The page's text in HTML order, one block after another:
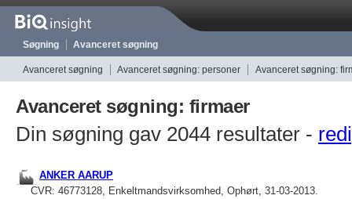
Søgning Avanceret søgning
Avanceret søgning Avanceret søgning: personer Avanceret søgning:
Avanceret søgning: firmaer
Din søgning gav 2044 resultater -
ANKER AARUP
CVR: 46773128, Enkeltmandsvirksomhed, Ophørt, 31-03-2013.